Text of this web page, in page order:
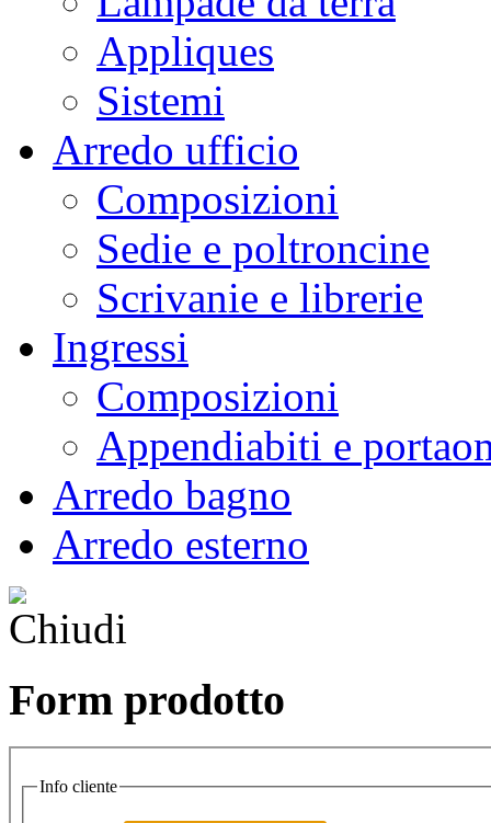
Appliques
Sistemi
Arredo ufficio
Composizioni
Sedie e poltroncine
Scrivanie e librerie
Ingressi
Composizioni
Appendiabiti e
Arredo bagno
Arredo esterno
Form prodotto